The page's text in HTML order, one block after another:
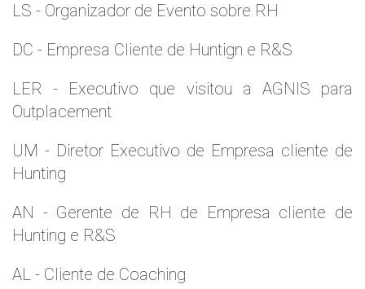
LS - Organizador de Evento sobre RH
DC - Empresa Cliente de Huntign e R&S
LER - Executivo que visitou a AGNIS para
Outplacement
UM - Diretor Executivo de Empresa cliente de
Hunting
AN - Gerente de RH de Empresa cliente de
Hunting e R&S
AL - Cliente de Coaching